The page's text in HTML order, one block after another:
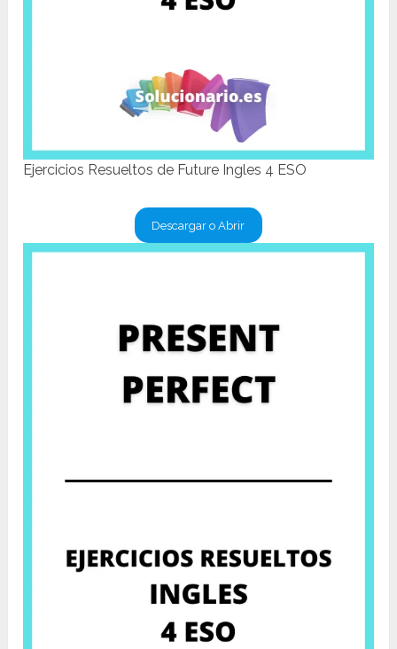
Ejercicios Resueltos de Future Ingles 4 ESO
Descargar o Abrir